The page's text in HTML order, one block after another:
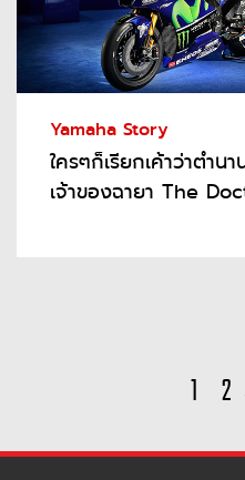
Yamaha Story
ใครๆก็เรียกเค้าว่าตำ
เจ้าของฉายา The
1 2